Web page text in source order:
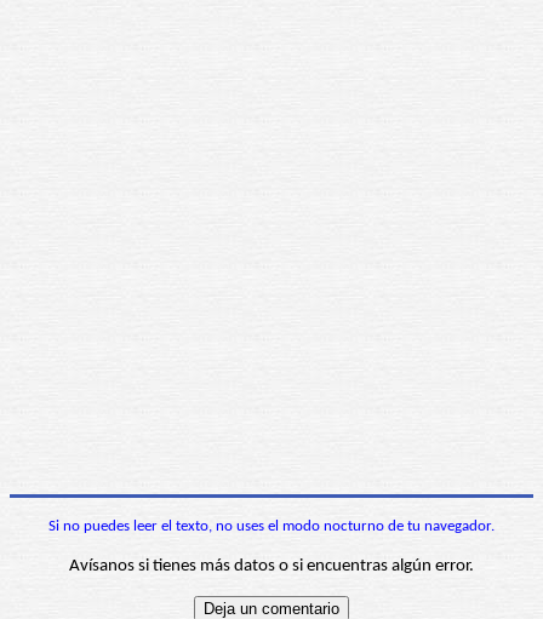
Si no puedes leer el texto, no uses el modo nocturno de tu navegador.
Avísanos si tienes más datos o si encuentras algún error.